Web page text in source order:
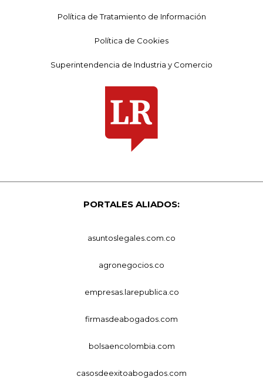
Política de Tratamiento de Información
Política de Cookies
Superintendencia de Industria y Comercio
PORTALES ALIADOS:
asuntoslegales.com.co
agronegocios.co
empresas.larepublica.co
firmasdeabogados.com
bolsaencolombia.com
casosdeexitoabogados.com